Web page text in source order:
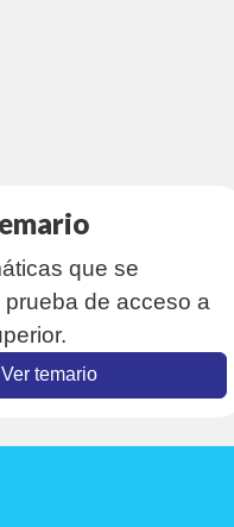
que se
de acceso a
Ver temario